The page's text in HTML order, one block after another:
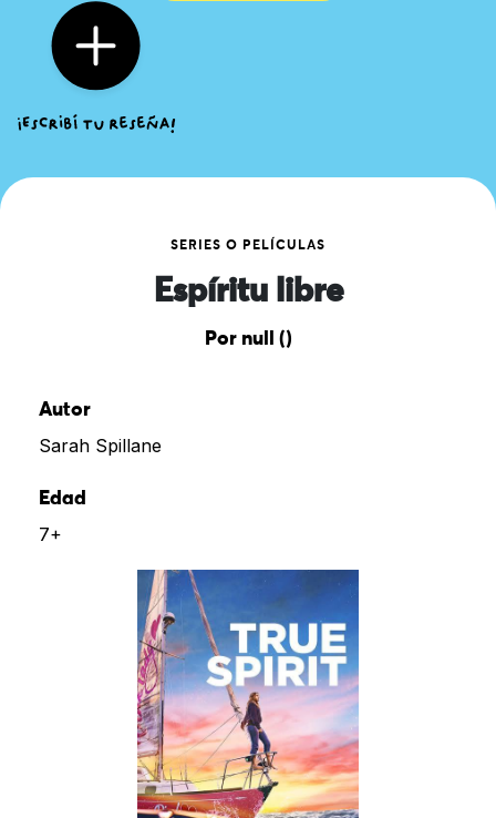
SERIES O PELÍCULAS
Espíritu libre
Por null ()
Autor
Sarah Spillane
Edad
7+